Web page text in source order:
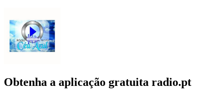
Obtenha a aplicação gratuita radio.pt